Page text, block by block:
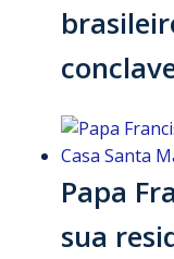
Papa
sua